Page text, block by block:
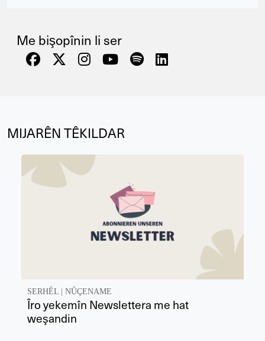
Me bişopînin li ser
MIJARÊN TÊKILDAR
SERHÊL NÛÇENAME
Îro yekemîn Newslettera me hat
weşandin